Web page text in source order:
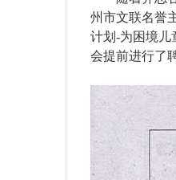
州市文联名誉
计划-为困境儿
会提前进行了